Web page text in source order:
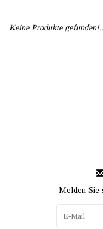
Keine Produkte
Melden Sie